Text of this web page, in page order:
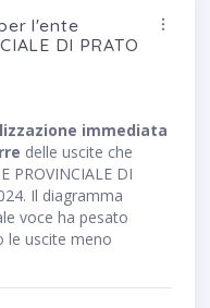
l'ente
DI PRATO
immediata
delle uscite che
PROVINCIALE DI
Il diagramma
voce ha pesato
le uscite meno